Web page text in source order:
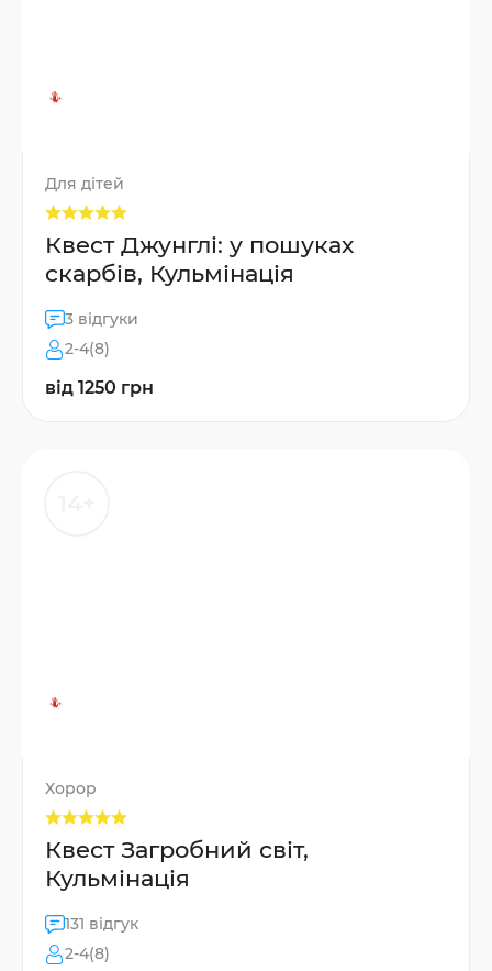
Для дітей
Квест Джунглі: у пошуках
скарбів, Кульмінація
3 відгуки
2-4(8)
від 1250 грн
Хорор
Квест Загробний світ,
Кульмінація
131 відгук
2-4(8)